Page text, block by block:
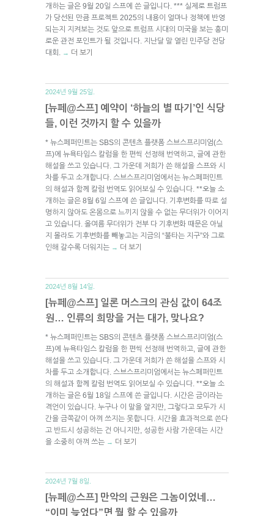
개하는 글은 9월 20일 스프에 쓴 글입니다. *** 실제로 트럼프
가 당선된 만큼 프로젝트 2025의 내용이 얼마나 정책에 반영
되는지 지켜보는 것도 앞으로 트럼프 시대의 미국을 보는 흥미
로운 관전 포인트가 될 것입니다. 지난달 말 열린 민주당 전당
대회.
→ 더 보기
2024년 9월 25일.
[뉴페@스프] 예약이 ‘하늘의 별 따기’인 식당
들, 이런 것까지 할 수 있을까
* 뉴스페퍼민트는 SBS의 콘텐츠 플랫폼 스브스프리미엄(스
프)에 뉴욕타임스 칼럼을 한 편씩 선정해 번역하고, 글에 관한
해설을 쓰고 있습니다. 그 가운데 저희가 쓴 해설을 스프와 시
차를 두고 소개합니다. 스브스프리미엄에서는 뉴스페퍼민트
의 해설과 함께 칼럼 번역도 읽어보실 수 있습니다. **오늘 소
개하는 글은 8월 6일 스프에 쓴 글입니다. 기후변화를 따로 설
명하지 않아도 온몸으로 느끼지 않을 수 없는 무더위가 이어지
고 있습니다. 올여름 무더위가 전부 다 기후변화 때문은 아닐
지 몰라도 기후변화를 빼놓고는 지금의 “불타는 지구”와 그로
인해 갈수록 더워지는 → 더 보기
2024년 8월 14일.
[뉴페@스프] 일론 머스크의 관심 값이 64조
원… 인류의 희망을 거는 대가, 맞나요?
* 뉴스페퍼민트는 SBS의 콘텐츠 플랫폼 스브스프리미엄(스
프)에 뉴욕타임스 칼럼을 한 편씩 선정해 번역하고, 글에 관한
해설을 쓰고 있습니다. 그 가운데 저희가 쓴 해설을 스프와 시
차를 두고 소개합니다. 스브스프리미엄에서는 뉴스페퍼민트
의 해설과 함께 칼럼 번역도 읽어보실 수 있습니다. **오늘 소
개하는 글은 6월 18일 스프에 쓴 글입니다. 시간은 금이라는
격언이 있습니다. 누구나 이 말을 알지만, 그렇다고 모두가 시
간을 금쪽같이 아껴 쓰지는 못합니다. 시간을 효과적으로 쓴다
고 반드시 성공하는 건 아니지만, 성공한 사람 가운데는 시간
을 소중히 아껴 쓰는 → 더 보기
2024년 7월 8일.
[뉴페@스프] 만악의 근원은 그놈이었네…
“이미 늦었다”면 뭘 할 수 있을까